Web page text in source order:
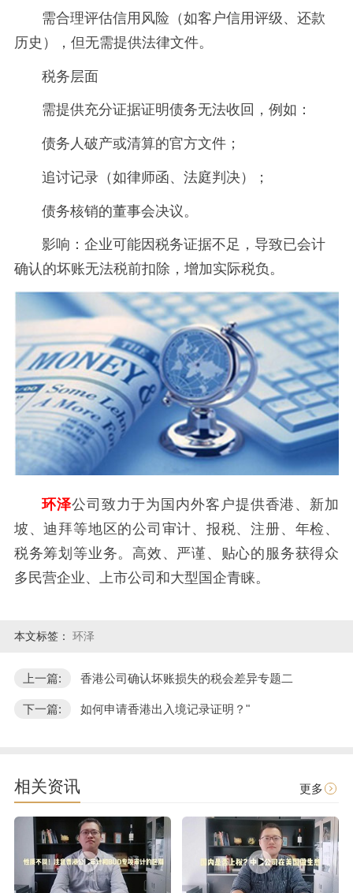
需合理评估信用风险（如客户信用评级、还款
历史），但无需提供法律文件。
税务层面
需提供充分证据证明债务无法收回，例如：
债务人破产或清算的官方文件；
追讨记录（如律师函、法庭判决）；
债务核销的董事会决议。
影响：企业可能因税务证据不足，导致已会计
确认的坏账无法税前扣除，增加实际税负。
环泽公司致力于为国内外客户提供香港、新加
坡、迪拜等地区的公司审计、报税、注册、年检、
税务筹划等业务。高效、严谨、贴心的服务获得众
多民营企业、上市公司和大型国企青睐。
本文标签： 环泽
上一篇: 香港公司确认坏账损失的税会差异专题二
下一篇: 如何申请香港出入境记录证明？"
相关资讯 更多